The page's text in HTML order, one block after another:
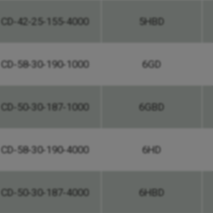
CD-42-25-155-4000 5HBD
CD-58-30-190-1000 6GD
CD-50-30-187-1000 6GBD
CD-58-30-190-4000 6HD
CD-50-30-187-4000 6HBD